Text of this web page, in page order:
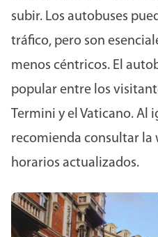
subir. Los autobuses
tráfico, pero son
menos céntricos. El
popular entre los
Termini y el Vaticano. Al
recomienda consultar la
horarios actualizados.